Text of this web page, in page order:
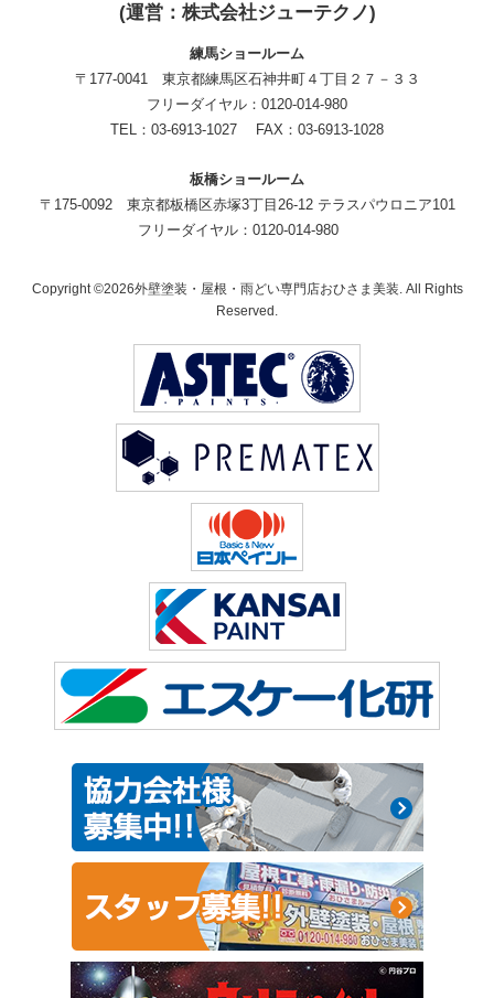
(運営：株式会社ジューテクノ)
練馬ショールーム
〒177-0041 東京都練馬区石神井町４丁目２７－３３
フリーダイヤル：0120-014-980
TEL：03-6913-1027 FAX：03-6913-1028
板橋ショールーム
〒175-0092 東京都板橋区赤塚3丁目26-12 テラスパウロニア101
フリーダイヤル：0120-014-980
Copyright ©2026外壁塗装・屋根・雨どい専門店おひさま美装. All Rights
Reserved.